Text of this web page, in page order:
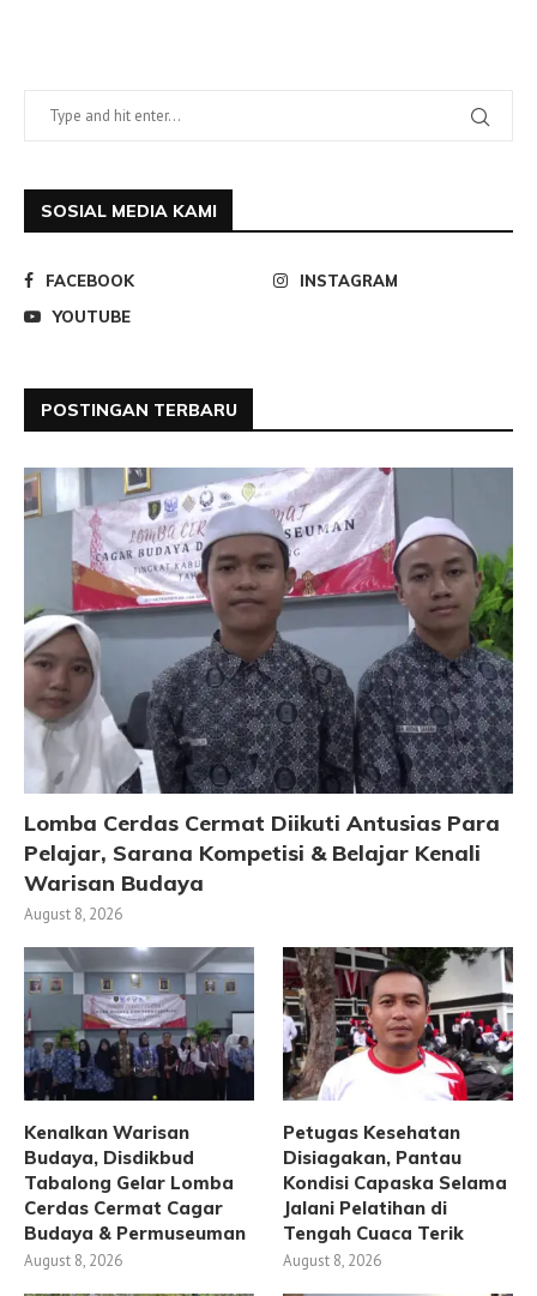
SOSIAL MEDIA KAMI
FACEBOOK
INSTAGRAM
YOUTUBE
POSTINGAN TERBARU
Lomba Cerdas Cermat Diikuti Antusias Para
Pelajar, Sarana Kompetisi & Belajar Kenali
Warisan Budaya
August 8, 2026
Kenalkan Warisan
Budaya, Disdikbud
Tabalong Gelar Lomba
Cerdas Cermat Cagar
Budaya & Permuseuman
August 8, 2026
Petugas Kesehatan
Disiagakan, Pantau
Kondisi Capaska Selama
Jalani Pelatihan di
Tengah Cuaca Terik
August 8, 2026